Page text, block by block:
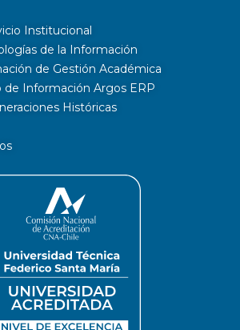
Institucional
de la Información
de Gestión Académica
Información Argos ERP
Históricas